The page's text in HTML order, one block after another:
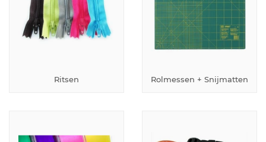
Ritsen Rolmessen + Snijmatten